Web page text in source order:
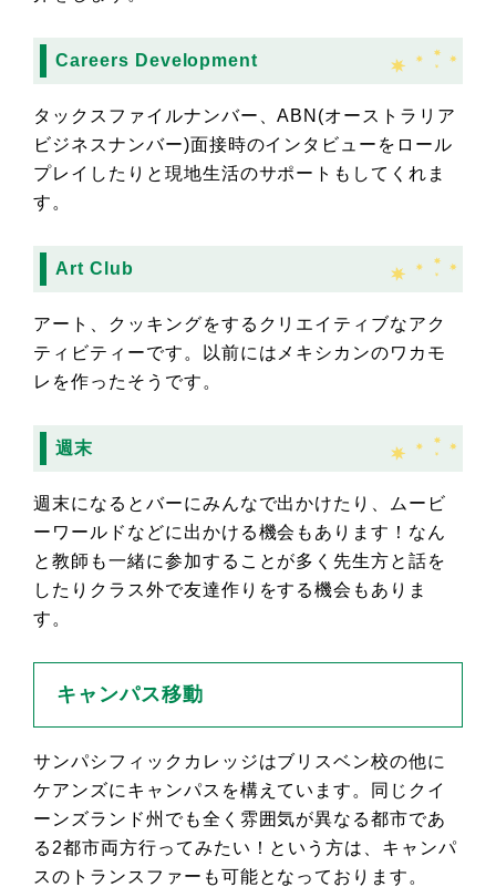
Careers Development
タックスファイルナンバー、ABN(オーストラリア
ビジネスナンバー)面接時のインタビューをロール
プレイしたりと現地生活のサポートもしてくれま
す。
Art Club
アート、クッキングをするクリエイティブなアク
ティビティーです。以前にはメキシカンのワカモ
レを作ったそうです。
週末
週末になるとバーにみんなで出かけたり、ムービ
ーワールドなどに出かける機会もあります！なん
と教師も一緒に参加することが多く先生方と話を
したりクラス外で友達作りをする機会もありま
す。
キャンパス移動
サンパシフィックカレッジはブリスベン校の他に
ケアンズにキャンパスを構えています。同じクイ
ーンズランド州でも全く雰囲気が異なる都市であ
る2都市両方行ってみたい！という方は、キャンパ
スのトランスファーも可能となっております。